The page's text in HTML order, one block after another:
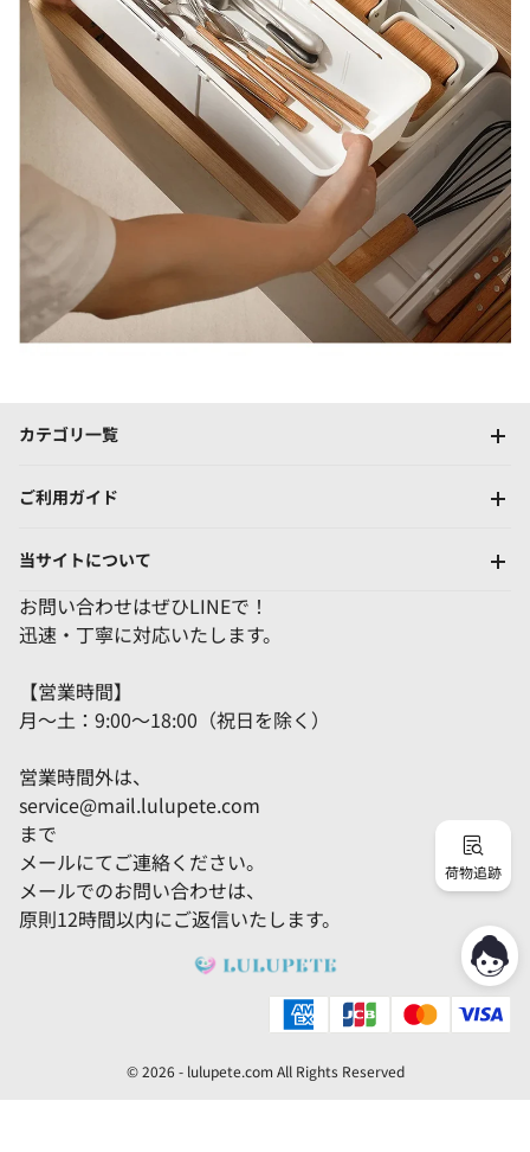
カテゴリ一覧
ご利用ガイド
当サイトについて
お問い合わせはぜひLINEで！
迅速・丁寧に対応いたします。
【営業時間】
月～土：9:00～18:00（祝日を除く）
営業時間外は、
service@mail.lulupete.com
まで
メールにてご連絡ください。
メールでのお問い合わせは、
原則12時間以内にご返信いたします。
© 2026 - lulupete.com All Rights Reserved
荷物追跡